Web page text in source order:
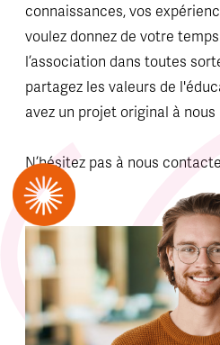
connaissances, vos
voulez donnez de votre
l’association dans toutes
partagez les valeurs de
avez un projet original à nous
N’hésitez pas à nous